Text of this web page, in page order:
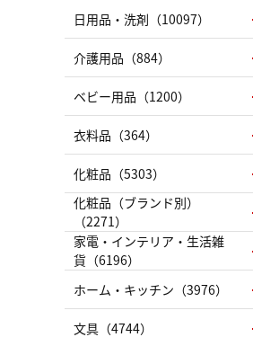
日用品・洗剤（10097）
介護用品（884）
ベビー用品（1200）
衣料品（364）
化粧品（5303）
化粧品（ブランド別）
（2271）
家電・インテリア・生活雑
貨（6196）
ホーム・キッチン（3976）
文具（4744）